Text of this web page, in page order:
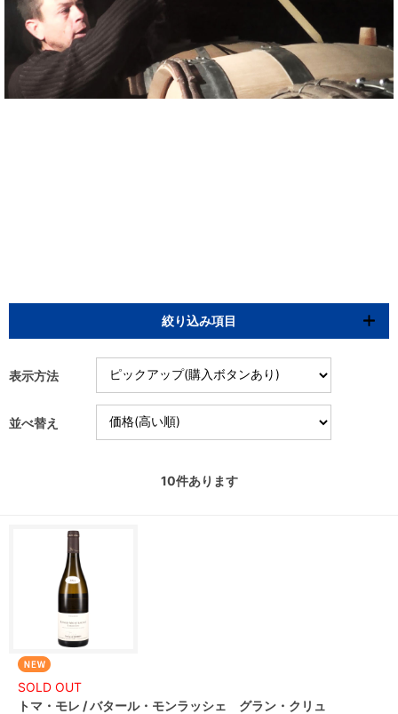
絞り込み項目
表示方法
並べ替え
10件あります
SOLD OUT
トマ・モレ / バタール・モンラッシェ グラン・クリュ